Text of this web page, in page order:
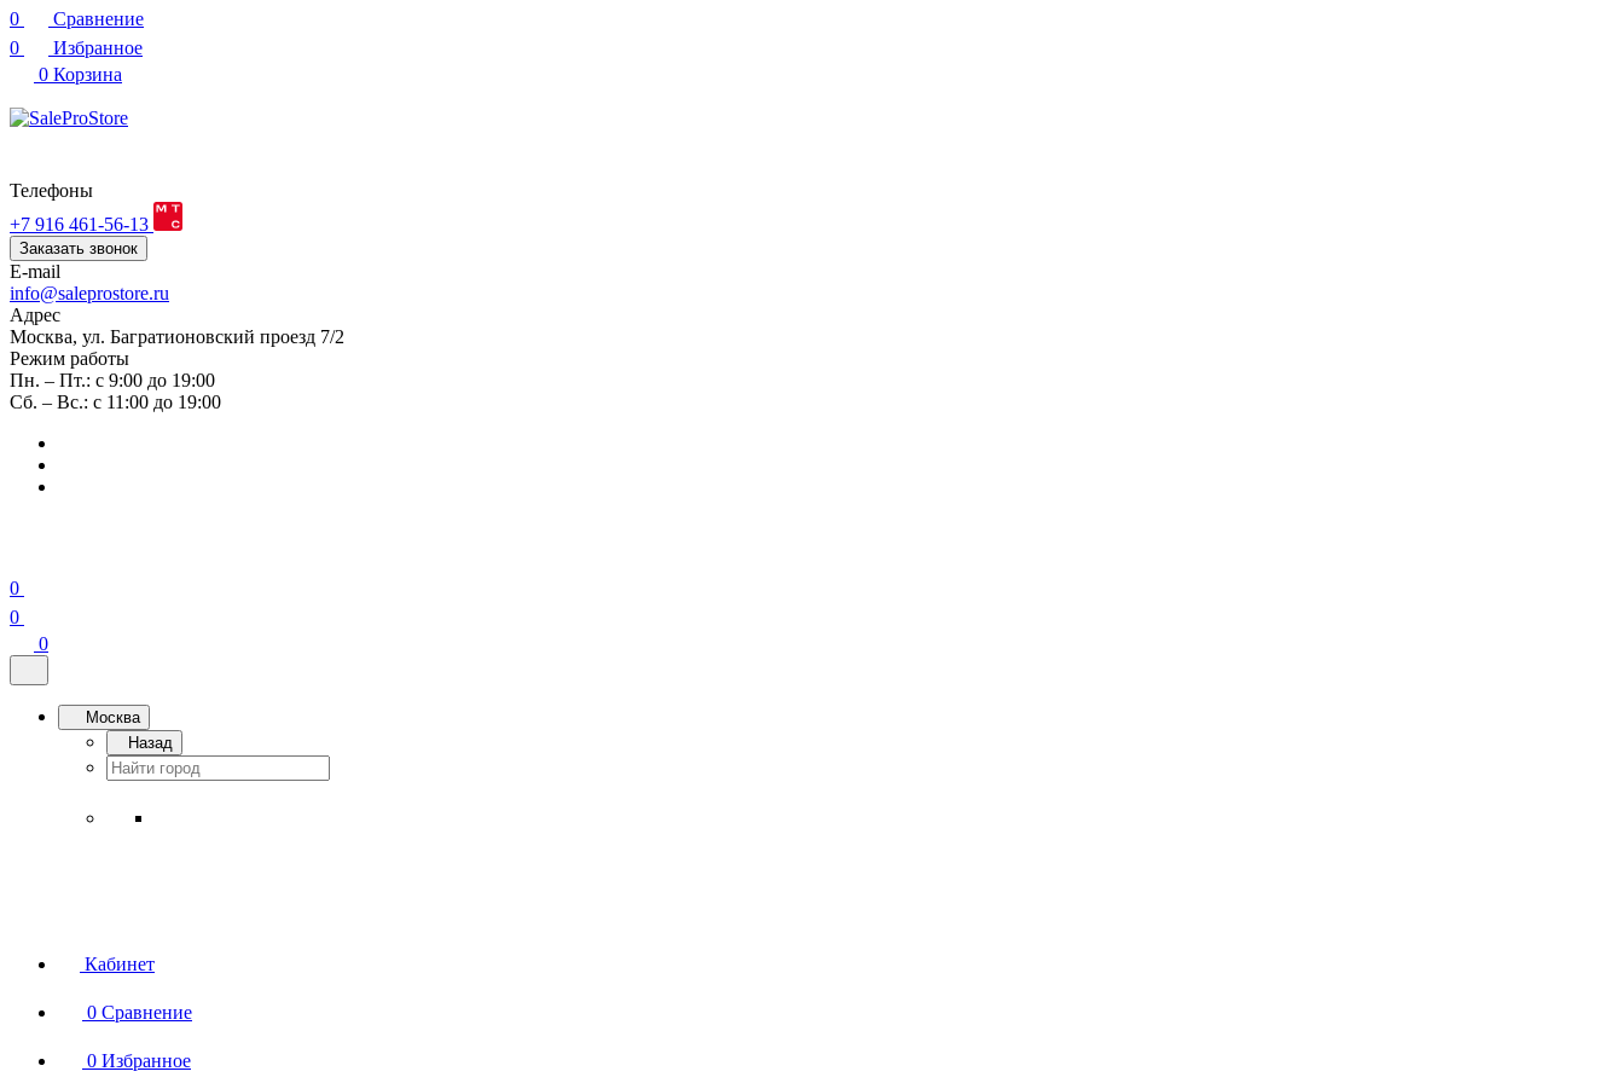
0
Сравнение
0
Избранное
0 Корзина
Телефоны
+7 916 461-56-13
Заказать звонок
E-mail
info@saleprostore.ru
Адрес
Москва, ул. Багратионовский проезд 7/2
Режим работы
Пн. – Пт.: с 9:00 до 19:00
Сб. – Вс.: с 11:00 до 19:00
0
0
0
Москва
Назад
Кабинет
0 Сравнение
0 Избранное